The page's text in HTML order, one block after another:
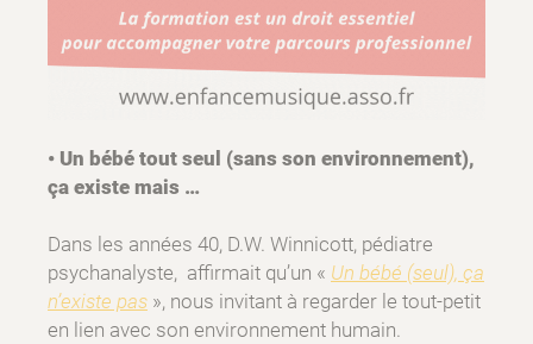
• Un bébé tout seul (sans son environnement),
ça existe mais …
Dans les années 40, D.W. Winnicott, pédiatre
psychanalyste, affirmait qu’un « Un bébé (seul), ça
n’existe pas », nous invitant à regarder le tout-petit
en lien avec son environnement humain.